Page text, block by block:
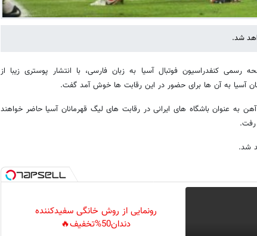
شد.
رسمی کنفدراسیون فوتبال آسیا به زبان فارسی، با انتشار پوستری زیبا از
آسیا به آن ها برای حضور در این رقابت ها خوش آمد گفت.
به عنوان باشگاه های ایرانی در رقابت های لیگ قهرمانان آسیا حاضر خواهند
رفت.
رونمایی از روش خانگی سفیدکننده
دندان50%تخفیف🔥